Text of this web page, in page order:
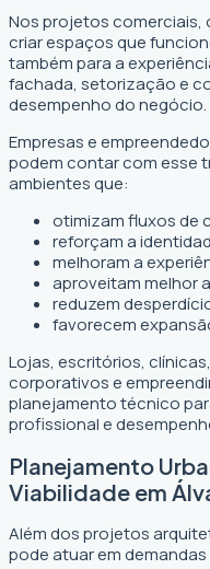
Nos projetos comerciais,
criar espaços que
também para a
fachada, setorização e
desempenho do negócio.
Empresas e
podem contar com esse
ambientes que:
otimizam fluxos de
reforçam a
melhoram a
aproveitam melhor
reduzem
favorecem
Lojas, escritórios,
corporativos e
planejamento técnico
profissional e
Planejamento
Viabilidade em
Além dos projetos
pode atuar em